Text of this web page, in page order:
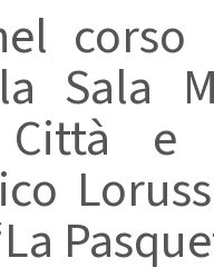
Sala
e